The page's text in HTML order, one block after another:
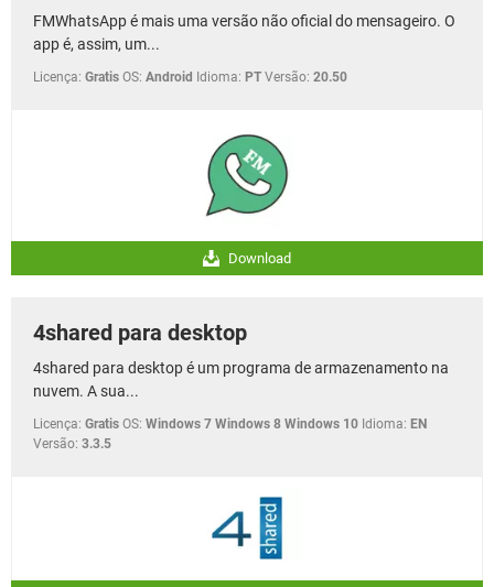
FMWhatsApp é mais uma versão não oficial do mensageiro. O
app é, assim, um...
Licença: Gratis OS: Android Idioma: PT Versão: 20.50
Download
4shared para desktop
4shared para desktop é um programa de armazenamento na
nuvem. A sua...
Licença: Gratis OS: Windows 7 Windows 8 Windows 10 Idioma: EN
Versão: 3.3.5